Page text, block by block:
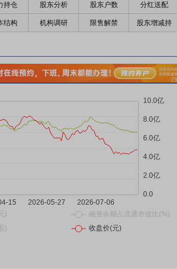
持仓 股东分析 股东户数 分红送配
结构 机构调研 限售解禁 股东增减持